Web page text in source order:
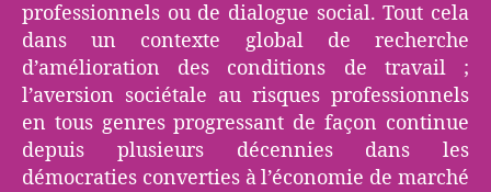
professionnels ou de dialogue social. Tout cela
dans un contexte global de recherche
d’amélioration des conditions de travail ;
l’aversion sociétale au risques professionnels
en tous genres progressant de façon continue
depuis plusieurs décennies dans les
démocraties converties à l’économie de marché